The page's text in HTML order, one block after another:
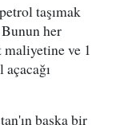
taşımak
her
ve 1
başka bir